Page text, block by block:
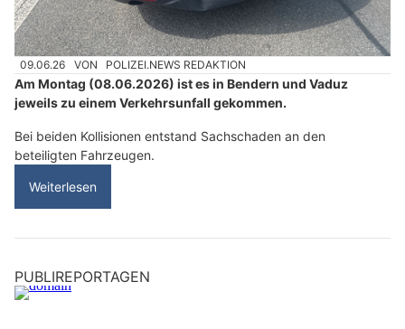
09.06.26 VON POLIZEI.NEWS REDAKTION
Am Montag (08.06.2026) ist es in Bendern und Vaduz
jeweils zu einem Verkehrsunfall gekommen.
Bei beiden Kollisionen entstand Sachschaden an den
beteiligten Fahrzeugen.
Weiterlesen
PUBLIREPORTAGEN